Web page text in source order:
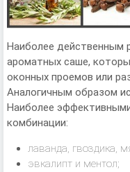
Наиболее действенным
ароматных саше,
оконных проемов или
Аналогичным образом
Наиболее
комбинации:
лаванда, гвоздика,
эвкалипт и ментол;